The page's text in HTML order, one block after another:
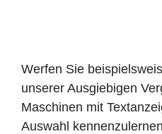
Werfen Sie
unserer Ausgiebigen
Maschinen mit
Auswahl